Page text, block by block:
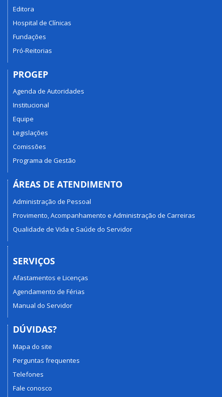
Editora
Hospital de Clínicas
Fundações
Pró-Reitorias
PROGEP
Agenda de Autoridades
Institucional
Equipe
Legislações
Comissões
Programa de Gestão
ÁREAS DE ATENDIMENTO
Administração de Pessoal
Provimento, Acompanhamento e Administração de Carreiras
Qualidade de Vida e Saúde do Servidor
SERVIÇOS
Afastamentos e Licenças
Agendamento de Férias
Manual do Servidor
DÚVIDAS?
Mapa do site
Perguntas frequentes
Telefones
Fale conosco